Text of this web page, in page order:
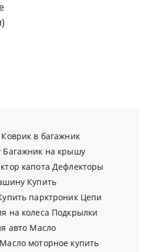
Коврик в багажник
Багажник на крышу
капота Дефлекторы
Купить
парктроник Цепи
на колеса Подкрылки
авто Масло
Масло моторное купить